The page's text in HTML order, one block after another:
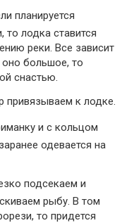
планируется
то лодка ставится
реки. Все зависит
оно большое, то
снастью.
привязываем к лодке.
и с кольцом
одевается на
подсекаем и
рыбу. В том
то придется